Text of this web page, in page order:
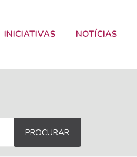
INICIATIVAS NOTÍCIAS
PROCURAR